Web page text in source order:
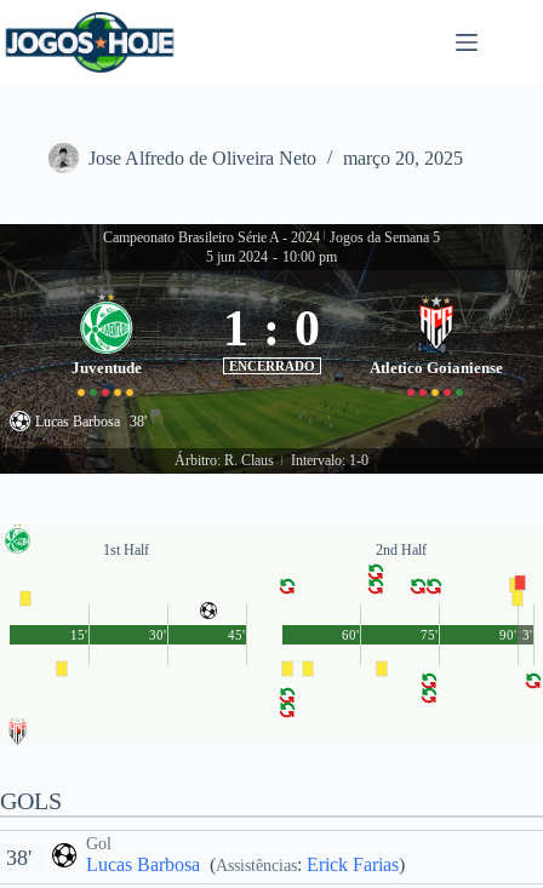
para
o
Jose Alfredo de Oliveira Neto março 20, 2025
Campeonato Brasileiro Série A - 2024 Jogos da Semana 5
5 jun 2024 - 10:00 pm
Juventude
1 : 0
ENCERRADO Atletico Goianiense
Lucas Barbosa 38'
Árbitro: R. Claus | Intervalo: 1-0
1st Half
45'
15' 30'
2nd Half
90'
60' 75' 3'
GOLS
Gol
Lucas Barbosa (Assistências: Erick Farias)
38'